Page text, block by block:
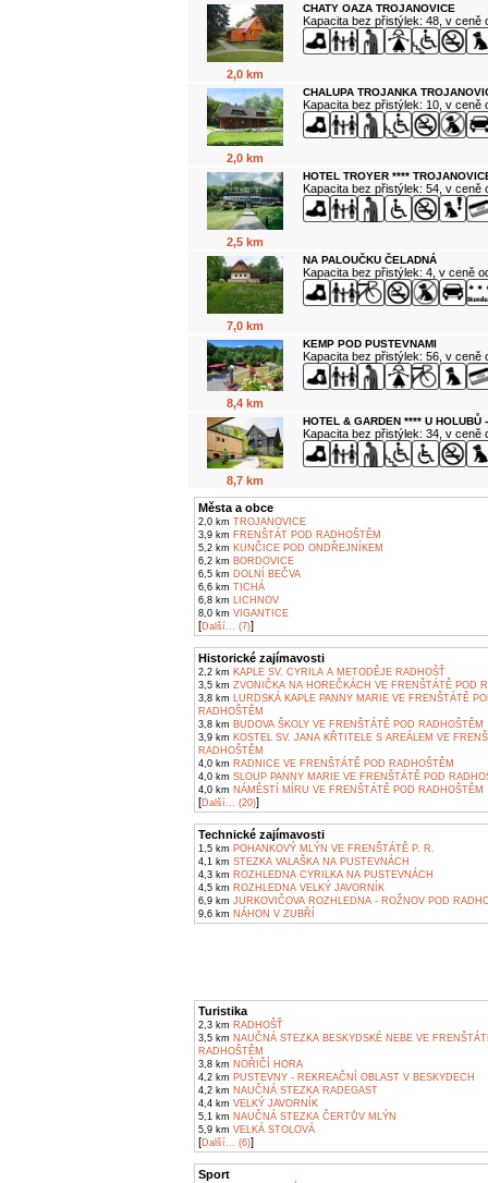
2,0 km
CHATY OAZA TROJANOVICE
Kapacita bez přistýlek: 48, v ceně
2,0 km
CHALUPA TROJANKA
Kapacita bez přistýlek: 10, v ceně
2,5 km
HOTEL TROYER ****
Kapacita bez přistýlek: 54, v ceně
7,0 km
NA PALOUČKU ČELADNÁ
Kapacita bez přistýlek: 4, v ceně
8,4 km
KEMP POD PUSTEVNAMI
Kapacita bez přistýlek: 56, v ceně
8,7 km
HOTEL & GARDEN **** U HOLUBŮ
Kapacita bez přistýlek: 34, v ceně
Města a obce
2,0 km TROJANOVICE
3,9 km FRENŠTÁT POD RADHOŠTĚM
5,2 km KUNČICE POD ONDŘEJNÍKEM
6,2 km BORDOVICE
6,5 km DOLNÍ BEČVA
6,6 km TICHÁ
6,8 km LICHNOV
8,0 km VIGANTICE
[Další... (7)]
Historické zajímavosti
2,2 km KAPLE SV. CYRILA A METODĚJE RADHOŠŤ
3,5 km ZVONIČKA NA HOREČKÁCH VE FRENŠTÁTĚ POD
3,8 km LURDSKÁ KAPLE PANNY MARIE VE FRENŠTÁTĚ
RADHOŠTĚM
3,8 km BUDOVA ŠKOLY VE FRENŠTÁTĚ POD RADHOŠTĚM
3,9 km KOSTEL SV. JANA KŘTITELE S AREÁLEM VE
RADHOŠTĚM
4,0 km RADNICE VE FRENŠTÁTĚ POD RADHOŠTĚM
4,0 km SLOUP PANNY MARIE VE FRENŠTÁTĚ POD
4,0 km NÁMĚSTÍ MÍRU VE FRENŠTÁTĚ POD RADHOŠTĚM
[Další... (20)]
Technické zajímavosti
1,5 km POHANKOVÝ MLÝN VE FRENŠTÁTĚ P. R.
4,1 km STEZKA VALAŠKA NA PUSTEVNÁCH
4,3 km ROZHLEDNA CYRILKA NA PUSTEVNÁCH
4,5 km ROZHLEDNA VELKÝ JAVORNÍK
6,9 km JURKOVIČOVA ROZHLEDNA - ROŽNOV POD
9,6 km NÁHON V ZUBŘÍ
Turistika
2,3 km RADHOŠŤ
3,5 km NAUČNÁ STEZKA BESKYDSKÉ NEBE VE
RADHOŠTĚM
3,8 km NOŘIČÍ HORA
4,2 km PUSTEVNY - REKREAČNÍ OBLAST V BESKYDECH
4,2 km NAUČNÁ STEZKA RADEGAST
4,4 km VELKÝ JAVORNÍK
5,1 km NAUČNÁ STEZKA ČERTŮV MLÝN
5,9 km VELKÁ STOLOVÁ
[Další... (6)]
Sport